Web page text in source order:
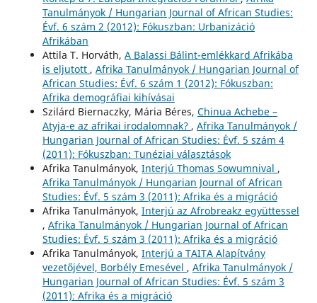
Tanulmányok / Hungarian Journal of African Studies:
Évf. 6 szám 2 (2012): Fókuszban: Urbanizáció
Afrikában
Attila T. Horváth, A Balassi Bálint-emlékkard Afrikába
is eljutott , Afrika Tanulmányok / Hungarian Journal of
African Studies: Évf. 6 szám 1 (2012): Fókuszban:
Afrika demográfiai kihívásai
Szilárd Biernaczky, Mária Béres, Chinua Achebe –
Atyja-e az afrikai irodalomnak? , Afrika Tanulmányok /
Hungarian Journal of African Studies: Évf. 5 szám 4
(2011): Fókuszban: Tunéziai választások
Afrika Tanulmányok, Interjú Thomas Sowumnival ,
Afrika Tanulmányok / Hungarian Journal of African
Studies: Évf. 5 szám 3 (2011): Afrika és a migráció
Afrika Tanulmányok, Interjú az Afrobreakz együttessel
, Afrika Tanulmányok / Hungarian Journal of African
Studies: Évf. 5 szám 3 (2011): Afrika és a migráció
Afrika Tanulmányok, Interjú a TAITA Alapítvány
vezetőjével, Borbély Emesével , Afrika Tanulmányok /
Hungarian Journal of African Studies: Évf. 5 szám 3
(2011): Afrika és a migráció